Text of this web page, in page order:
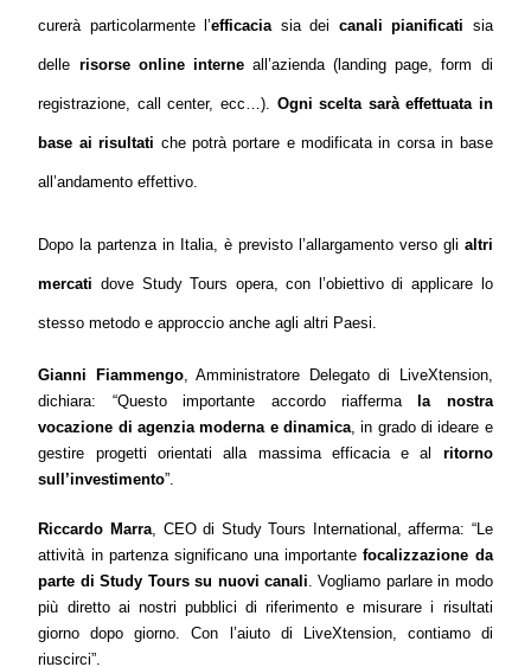
curerà particolarmente l’efficacia sia dei canali pianificati sia
delle risorse online interneall’azienda (landing page, form di
registrazione, call center, ecc…). Ogni scelta sarà effettuata in
base ai risultati che potrà portare e modificata in corsa in base
all’andamento effettivo.
Dopo la partenza in Italia, è previsto l’allargamento verso gli altri
mercati dove Study Tours opera, con l’obiettivo di applicare lo
stesso metodo e approccio anche agli altri Paesi.
Gianni Fiammengo, Amministratore Delegato di LiveXtension,
dichiara: “Questo importante accordo riaffermala nostra
vocazione di agenzia moderna e dinamica , in grado di ideare e
gestire progetti orientati alla massima efficacia e al ritorno
sull’investimento”.
Riccardo Marra , CEO di Study Tours International , afferma: “Le
attività in partenza significano una importantefocalizzazione da
parte di Study Tours su nuovi canali . Vogliamo parlare in modo
più diretto ai nostri pubblici di riferimento e misurare i risultati
giorno dopo giorno. Con l’aiuto di LiveXtension, contiamo di
riuscirci”.